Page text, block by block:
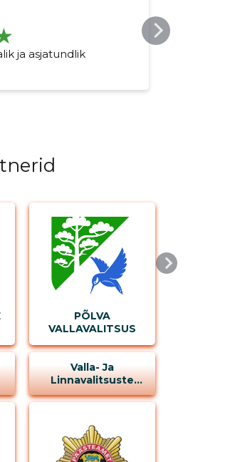
ja asjatundlik
PÕLVA
VALLAVALITSUS
Valla- Ja
Linnavalitsuste
Tegevus